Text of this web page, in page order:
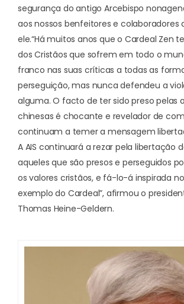
segurança do antigo Arcebispo
aos nossos benfeitores e colaboradores
ele.“Há muitos anos que o Cardeal Zen
dos Cristãos que sofrem em todo o
franco nas suas críticas a todas as
perseguição, mas nunca defendeu a
alguma. O facto de ter sido preso pelas
chinesas é chocante e revelador de
continuam a temer a mensagem
A AIS continuará a rezar pela libertação
aqueles que são presos e perseguidos
os valores cristãos, e fá-lo-á inspirada
exemplo do Cardeal”, afirmou o
Thomas Heine-Geldern.